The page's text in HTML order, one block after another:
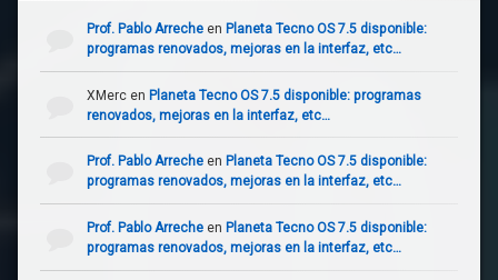
Prof. Pablo Arrecheen Planeta Tecno OS 7.5 disponible:
programas renovados, mejoras en la interfaz, etc…
XMercen Planeta Tecno OS 7.5 disponible: programas
renovados, mejoras en la interfaz, etc…
Prof. Pablo Arrecheen Planeta Tecno OS 7.5 disponible:
programas renovados, mejoras en la interfaz, etc…
Prof. Pablo Arrecheen Planeta Tecno OS 7.5 disponible:
programas renovados, mejoras en la interfaz, etc…